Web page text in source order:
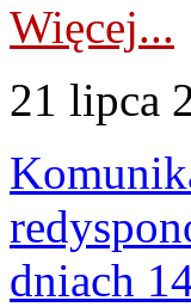
Więcej...
21 lipca
dniach